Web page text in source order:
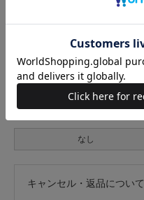
なし
光沢
なし
キャンセル・返品について